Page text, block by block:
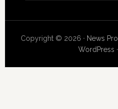
web
Copyright © 2026 · News Pro
WordPress ·